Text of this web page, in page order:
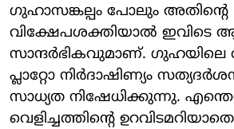
ഗുഹാസങ്കല്പം പോലും അതിന്റെ
വിക്ഷേപശക്തിയാല്‍ ഇവിടെ
സാന്ദര്‍ഭികവുമാണ്. ഗുഹയിലെ
പ്ലാറ്റോ നിര്‍ദാഷിണ്യം
സാധ്യത നിഷേധിക്കുന്നു.
വെളിച്ചത്തിന്റെ